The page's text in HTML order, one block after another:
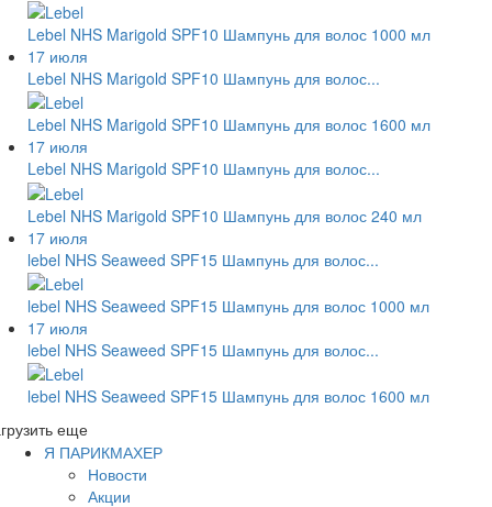
Lebel NHS Marigold SPF10 Шампунь для волос 1000 мл
17 июля
Lebel NHS Marigold SPF10 Шампунь для волос...
Lebel NHS Marigold SPF10 Шампунь для волос 1600 мл
17 июля
Lebel NHS Marigold SPF10 Шампунь для волос...
Lebel NHS Marigold SPF10 Шампунь для волос 240 мл
17 июля
lebel NHS Seaweed SPF15 Шампунь для волос...
lebel NHS Seaweed SPF15 Шампунь для волос 1000 мл
17 июля
lebel NHS Seaweed SPF15 Шампунь для волос...
lebel NHS Seaweed SPF15 Шампунь для волос 1600 мл
еще
Я ПАРИКМАХЕР
Новости
Акции